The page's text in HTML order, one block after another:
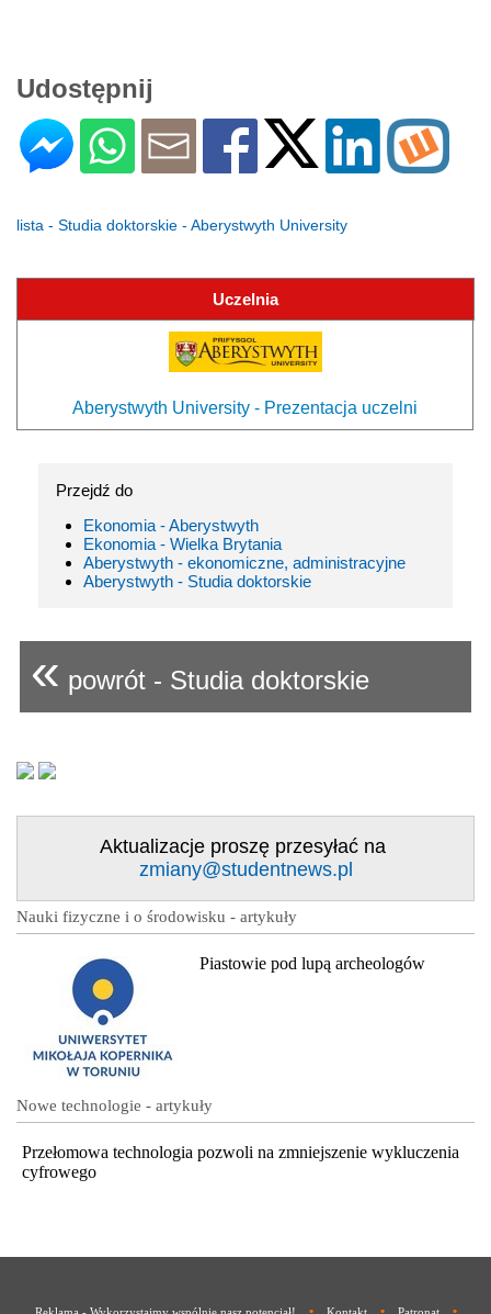
Udostępnij
lista - Studia doktorskie - Aberystwyth University
Uczelnia
Aberystwyth University - Prezentacja uczelni
Przejdź do
Ekonomia - Aberystwyth
Ekonomia - Wielka Brytania
Aberystwyth - ekonomiczne, administracyjne
Aberystwyth - Studia doktorskie
« powrót - Studia doktorskie
Aktualizacje proszę przesyłać na
zmiany@studentnews.pl
Nauki fizyczne i o środowisku - artykuły
Piastowie pod lupą archeologów
Nowe technologie - artykuły
Przełomowa technologia pozwoli na zmniejszenie wykluczenia
cyfrowego